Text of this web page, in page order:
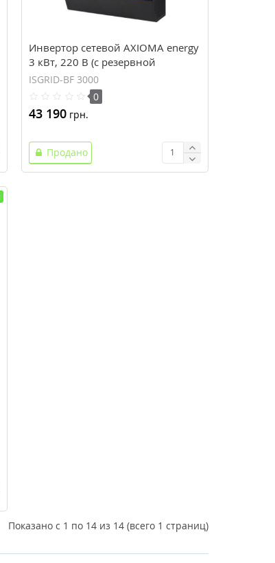
Инвертор сетевой AXIOMA energy
3 кВт, 220 В (с резервной
функцией)
ISGRID-BF 3000
0
43 190 грн.
Продано
Показано с 1 по 14 из 14 (всего 1 страниц)